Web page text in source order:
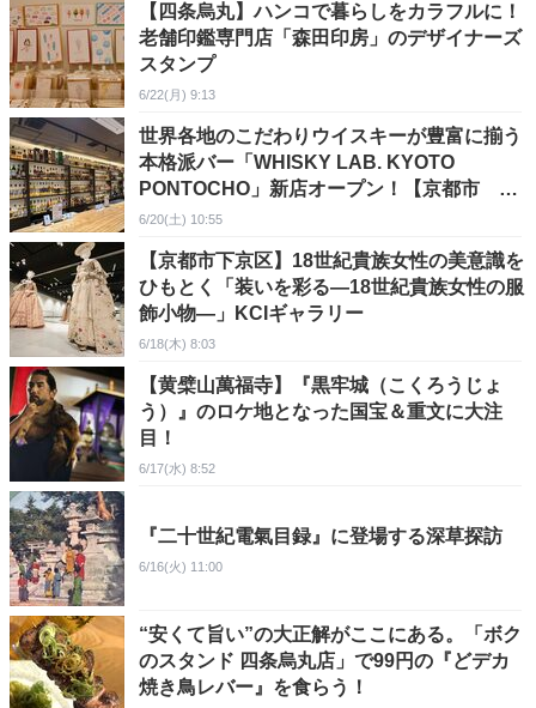
【四条烏丸】ハンコで暮らしをカラフルに！
老舗印鑑専門店「森田印房」のデザイナーズ
スタンプ
6/22(月) 9:13
世界各地のこだわりウイスキーが豊富に揃う
本格派バー「WHISKY LAB. KYOTO
PONTOCHO」新店オープン！【京都市 中
京区】
6/20(土) 10:55
【京都市下京区】18世紀貴族女性の美意識を
ひもとく「装いを彩る—18世紀貴族女性の服
飾小物—」KCIギャラリー
6/18(木) 8:03
【黄檗山萬福寺】『黒牢城（こくろうじょ
う）』のロケ地となった国宝＆重文に大注
目！
6/17(水) 8:52
『二十世紀電氣目録』に登場する深草探訪
6/16(火) 11:00
“安くて旨い”の大正解がここにある。「ボク
のスタンド 四条烏丸店」で99円の『どデカ
焼き鳥レバー』を食らう！